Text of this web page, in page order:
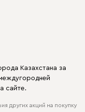
Казахстана за
сайте.
других акций на покупку